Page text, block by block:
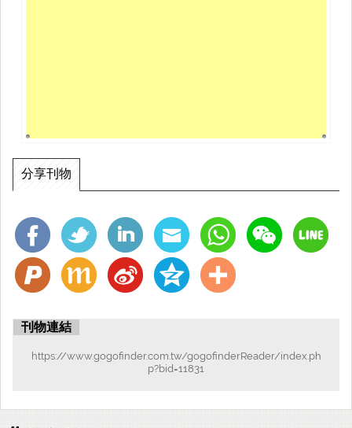
分享刊物
刊物連結
https://www.gogofinder.com.tw/gogofinderReader/index.ph
p?bid=11831